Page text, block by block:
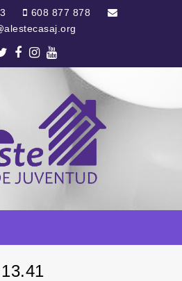
608 877 878
Twitter
Facebook
Instagram
Youtube